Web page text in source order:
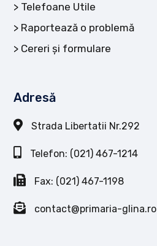
Telefoane Utile
Raportează o problemă
Cereri și formulare
Adresă
Strada Libertatii Nr.292
Telefon: (021) 467-1214
Fax: (021) 467-1198
contact@primaria-glina.ro